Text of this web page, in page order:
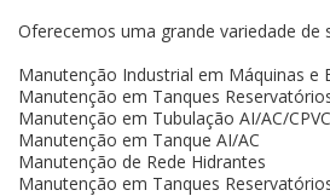
Oferecemos uma grande variedade de
Manutenção Industrial em Máquinas e
Manutenção em Tanques
Manutenção em Tubulação AI/AC/CPVC
Manutenção em Tanque AI/AC
Manutenção de Rede Hidrantes
Manutenção em Tanques